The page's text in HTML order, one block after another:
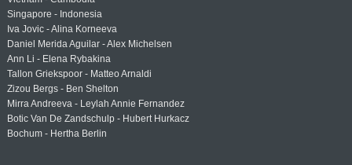
Singapore - Indonesia
Iva Jovic - Alina Korneeva
Daniel Merida Aguilar - Alex Michelsen
Ann Li - Elena Rybakina
Tallon Griekspoor - Matteo Arnaldi
Zizou Bergs - Ben Shelton
Mirra Andreeva - Leylah Annie Fernandez
Botic Van De Zandschulp - Hubert Hurkacz
Bochum - Hertha Berlin